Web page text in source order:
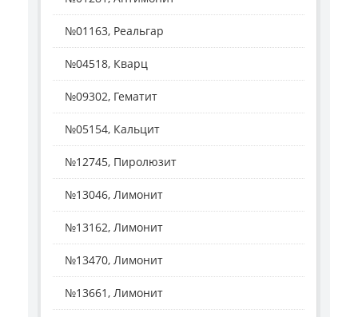
№01163, Реальгар
№04518, Кварц
№09302, Гематит
№05154, Кальцит
№12745, Пиролюзит
№13046, Лимонит
№13162, Лимонит
№13470, Лимонит
№13661, Лимонит